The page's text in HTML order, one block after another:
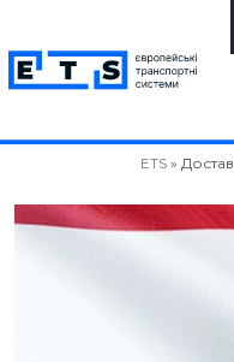
ETS »